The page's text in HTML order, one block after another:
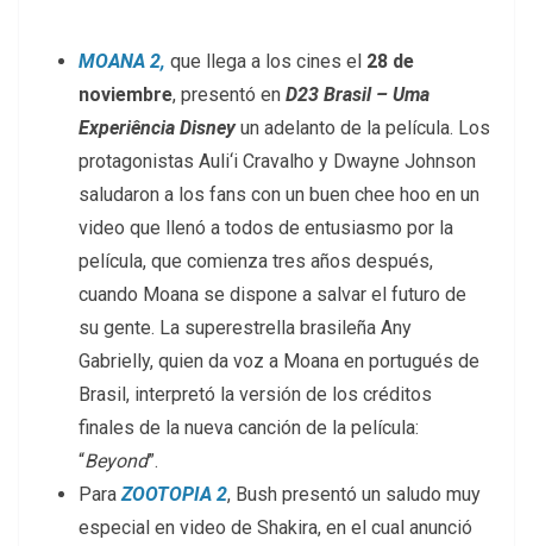
MOANA 2, que llega a los cines el 28 de
noviembre, presentó en D23 Brasil – Uma
Experiência Disneyun adelanto de la película. Los
protagonistas Auli‘i Cravalho y Dwayne Johnson
saludaron a los fans con un buen chee hoo en un
video que llenó a todos de entusiasmo por la
película, que comienza tres años después,
cuando Moana se dispone a salvar el futuro de
su gente. La superestrella brasileña Any
Gabrielly, quien da voz a Moana en portugués de
Brasil, interpretó la versión de los créditos
finales de la nueva canción de la película:
“Beyond”.
ParaZOOTOPIA 2, Bush presentó un saludo muy
especial en video de Shakira, en el cual anunció